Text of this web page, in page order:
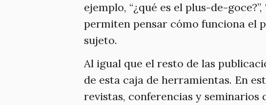
ejemplo, “¿qué es el plus-de-
permiten pensar cómo funciona el
sujeto.
Al igual que el resto de las
de esta caja de herramientas. En
revistas, conferencias y seminarios